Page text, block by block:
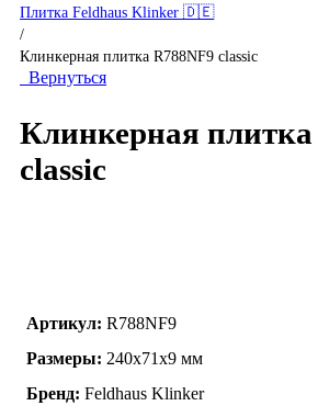
Плитка Feldhaus Klinker 🇩🇪
/
Клинкерная плитка R788NF9 classic
Вернуться
Клинкерная плитка
classic
Артикул: R788NF9
Размеры: 240x71x9 мм
Бренд: Feldhaus Klinker